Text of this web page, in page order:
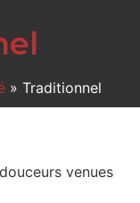
» Traditionnel
venues